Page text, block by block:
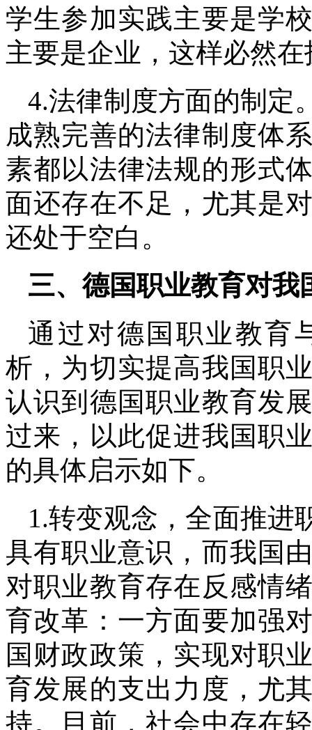
学生参加实践主要是学
主要是企业，这样必然
4.法律制度方面的制定
成熟完善的法律制度体
素都以法律法规的形式
面还存在不足，尤其是
还处于空白。
三、德国职业教育对我
通过对德国职业教育
析，为切实提高我国职
认识到德国职业教育发
过来，以此促进我国职
的具体启示如下。
1.转变观念，全面推进
具有职业意识，而我国
对职业教育存在反感情
育改革：一方面要加强
国财政政策，实现对职
育发展的支出力度，尤
持。目前，社会中存在